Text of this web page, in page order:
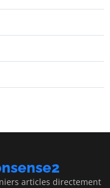
articles directement